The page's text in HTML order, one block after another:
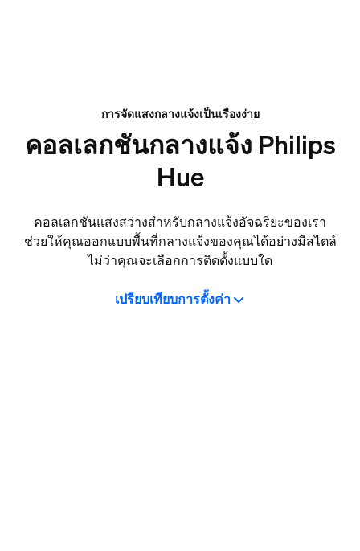
การจัดแสงกลางแจ้งเป็นเรื่องง่าย
คอลเลกชันกลางแจ้ง Philips
Hue
คอลเลกชันแสงสว่างสำหรับกลางแจ้งอัจฉริยะของเรา
ช่วยให้คุณออกแบบพื้นที่กลางแจ้งของคุณได้อย่างมีสไตล์
ไม่ว่าคุณจะเลือกการติดตั้งแบบใด
เปรียบเทียบการตั้งค่า